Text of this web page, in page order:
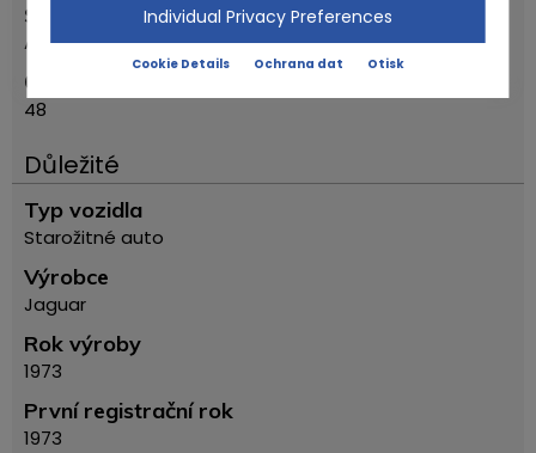
Silnice
Alte Bundesstr.
Číslo domu
48
Důležité
Typ vozidla
Starožitné auto
Výrobce
Jaguar
Rok výroby
1973
První registrační rok
1973
Individual Privacy Preferences
Cookie Details Ochrana dat Otisk